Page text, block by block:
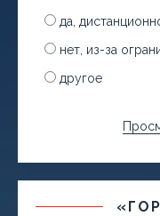
да,
нет, из-за
другое